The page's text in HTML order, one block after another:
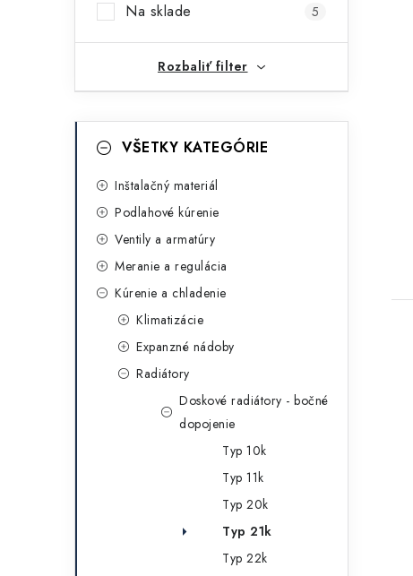
a
e
l
Na sklade 5
Rozbaliť filter
kategórieVŠETKY KATEGÓRIE
Inštalačný materiál
Podlahové kúrenie
Ventily a armatúry
Meranie a regulácia
Kúrenie a chladenie
Klimatizácie
Expanzné nádoby
Radiátory
Doskové radiátory - bočné
dopojenie
Typ 10k
Typ 11k
Typ 20k
Typ 21k
Typ 22k
o